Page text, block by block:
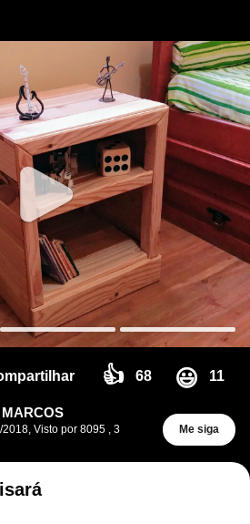
👍 68 😃 11
2018, Visto por 8095 , 3
Me siga